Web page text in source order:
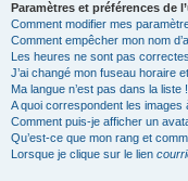
Paramètres et préférences de
Comment modifier mes
Comment empêcher mon nom
Les heures ne sont pas
J’ai changé mon fuseau horaire
Ma langue n’est pas dans la liste !
A quoi correspondent les images
Comment puis-je afficher un
Qu’est-ce que mon rang et
Lorsque je clique sur le lien